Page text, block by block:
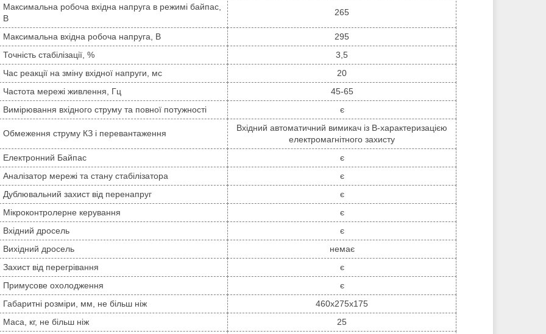
Максимальна робоча вхідна напруга в режимі байпас,
В
265
Максимальна вхідна робоча напруга, В
295
Точність стабілізації, %
3,5
Час реакції на зміну вхідної напруги, мс
20
Частота мережі живлення, Гц
45-65
Вимірювання вхідного струму та повної потужності
є
Обмеження струму КЗ і перевантаження
Вхідний автоматичний вимикач із B-характеризацією
електромагнітного захисту
Електронний Байпас
є
Аналізатор мережі та стану стабілізатора
є
Дублювальний захист від перенапруг
є
Мікроконтролерне керування
є
Вхідний дросель
є
Вихідний дросель
немає
Захист від перегрівання
є
Примусове охолодження
є
Габаритні розміри, мм, не більш ніж
460x275x175
Маса, кг, не більш ніж
25